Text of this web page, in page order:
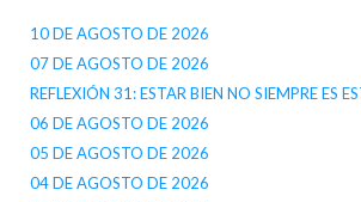
10 DE AGOSTO DE 2026
07 DE AGOSTO DE 2026
REFLEXIÓN 31: ESTAR BIEN NO SIEMPRE ES
06 DE AGOSTO DE 2026
05 DE AGOSTO DE 2026
04 DE AGOSTO DE 2026